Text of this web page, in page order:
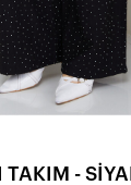
TAKIM -